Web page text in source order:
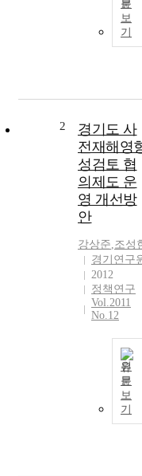
문
보
기
2
경기도 사
전재해영
성검토 협
의제도 운
영 개선방
안
강상준,조성
경기연구
2012
정책연구
Vol.2011
No.12
원
문
보
기